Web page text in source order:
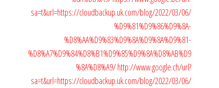
sa=t&url=https://cloudbackup.uk.com/blog/2022/03/06/
%D9%81%D9%86%D9%8A-
%D8%AA%D9%83%D9%8A%D9%8A%D9%81-
%D8%A7%D9%84%D8%B1%D9%85%D9%8A%D8%AB%D9
%8A%D8%A9/http://www.google.ch/url?
sa=t&url=https://cloudbackup.uk.com/blog/2022/03/06/